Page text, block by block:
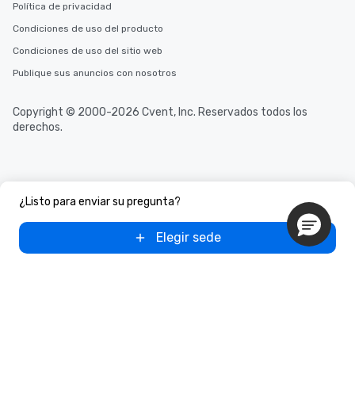
¿Listo para enviar su pregunta?
Elegir sede
Política de privacidad
Condiciones de uso del producto
Condiciones de uso del sitio web
Publique sus anuncios con nosotros
Copyright © 2000-2026 Cvent, Inc. Reservados todos los
derechos.